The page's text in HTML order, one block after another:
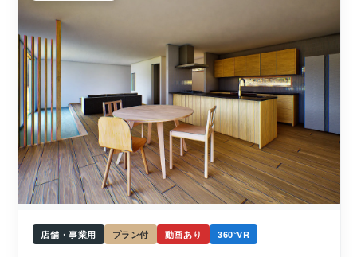
店舗・事業用 プラン付 動画あり 360°VR